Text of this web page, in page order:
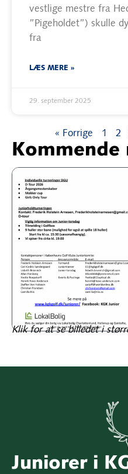
vestlige mestre fra
”Pigeholdet”) skulle
fra
LÆS MERE »
29. september 2025
« Forrige 1 2
Kommende
Klik for at se billedet i
Juniorer i